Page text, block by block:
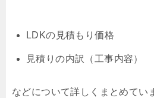
LDKの見積もり価格
見積りの内訳（工事内容）
などについて詳しくまとめてい